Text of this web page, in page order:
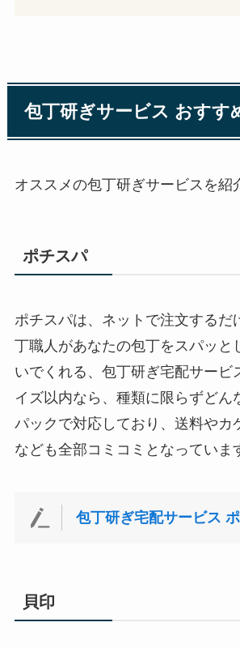
包丁研ぎサービス おすす
オススメの包丁研ぎサービスを紹
ポチスパ
ポチスパは、ネットで注文するだ
丁職人があなたの包丁をスパッと
いでくれる、包丁研ぎ宅配サービ
イズ以内なら、種類に限らずどん
パックで対応しており、送料やカ
なども全部コミコミとなっていま
包丁研ぎ宅配サービス
貝印